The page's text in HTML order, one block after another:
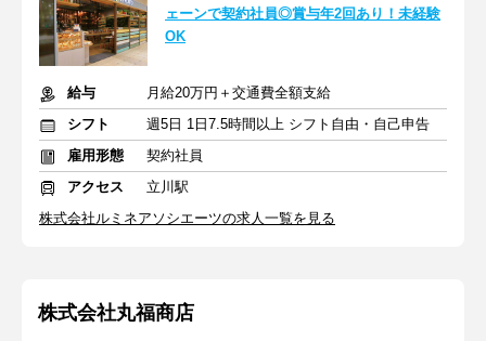
ェーンで契約社員◎賞与年2回あり！未経験
OK
給与
月給20万円＋交通費全額支給
シフト
週5日 1日7.5時間以上 シフト自由・自己申告
雇用形態
契約社員
アクセス
立川駅
株式会社ルミネアソシエーツの求人一覧を見る
株式会社丸福商店